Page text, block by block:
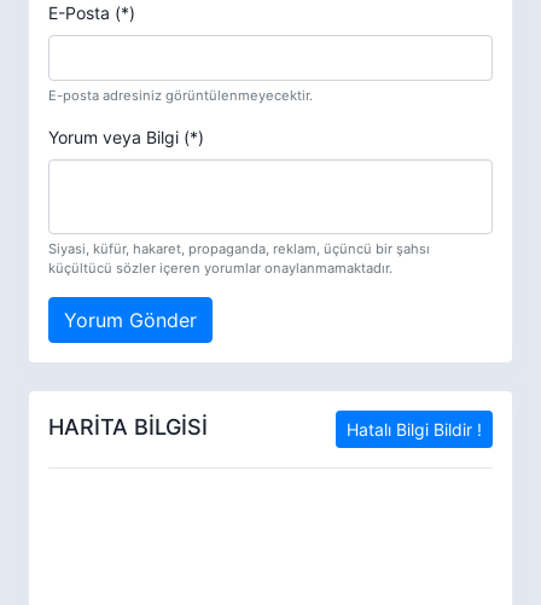
E-Posta (*)
E-posta adresiniz görüntülenmeyecektir.
Yorum veya Bilgi (*)
Siyasi, küfür, hakaret, propaganda, reklam, üçüncü bir şahsı
küçültücü sözler içeren yorumlar onaylanmamaktadır.
Yorum Gönder
HARİTA BİLGİSİ Hatalı Bilgi Bildir !